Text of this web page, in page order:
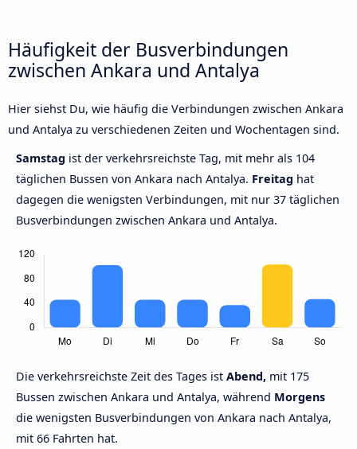
Häufigkeit der Busverbindungen
zwischen Ankara und Antalya
Hier siehst Du, wie häufig die Verbindungen zwischen Ankara
und Antalya zu verschiedenen Zeiten und Wochentagen sind.
Samstag ist der verkehrsreichste Tag, mit mehr als 104
täglichen Bussen von Ankara nach Antalya. Freitag hat
dagegen die wenigsten Verbindungen, mit nur 37 täglichen
Busverbindungen zwischen Ankara und Antalya.
Die verkehrsreichste Zeit des Tages ist Abend, mit 175
Bussen zwischen Ankara und Antalya, während Morgens
die wenigsten Busverbindungen von Ankara nach Antalya,
mit 66 Fahrten hat.